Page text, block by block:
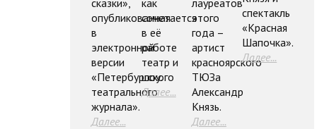
опубликованная
в
электронной
версии
«Петербургского
театрального
журнала».
Далее...
сочетается
в её
работе
театр и
шоу.
Далее...
этого
года –
артист
красноярского
ТЮЗа
Александр
Князь.
Далее...
спектакль
«Красная
Шапочка».
Далее...